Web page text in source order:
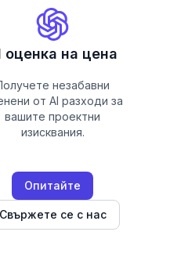
оценка на цена
незабавни
от AI разходи за
вашите проектни
изисквания.
Опитайте
Свържете се с нас